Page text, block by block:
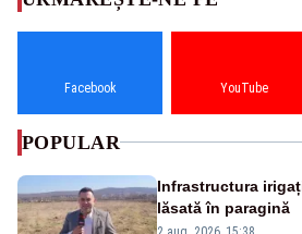
Facebook YouTube
POPULAR
Infrastructura
lăsată în paragină